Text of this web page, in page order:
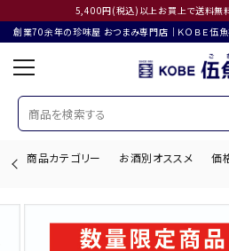
5,400円(税込)以上お買上で送料無
創業70余年の珍味屋 おつまみ専門店│ＫＯＢＥ伍魚
商品カテゴリー お酒別オススメ 価
search